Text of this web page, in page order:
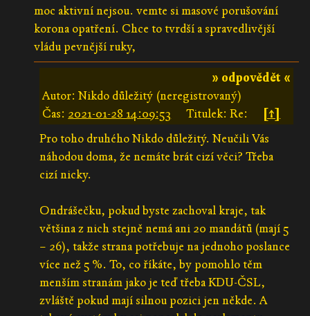
moc aktivní nejsou. vemte si masové porušování
korona opatření. Chce to tvrdší a spravedlivější
vládu pevnější ruky,
» odpovědět «
Autor: Nikdo důležitý (neregistrovaný)
Čas: 2021-01-28 14:09:53 Titulek: Re:
[↑]
Pro toho druhého Nikdo důležitý. Neučili Vás
náhodou doma, že nemáte brát cizí věci? Třeba
cizí nicky.
Ondrášečku, pokud byste zachoval kraje, tak
většina z nich stejně nemá ani 20 mandátů (mají 5
– 26), takže strana potřebuje na jednoho poslance
více než 5 %. To, co říkáte, by pomohlo těm
menším stranám jako je teď třeba KDU-ČSL,
zvláště pokud mají silnou pozici jen někde. A